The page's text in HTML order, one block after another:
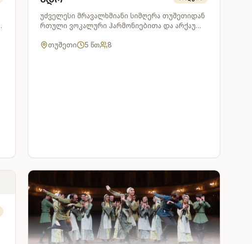
უძველესი მრავალხმიანი სიმღერა თუშეთიდან
რთული ვოკალური ჰარმონიებითა და არქაული
თუშეთი
5 წთ 8